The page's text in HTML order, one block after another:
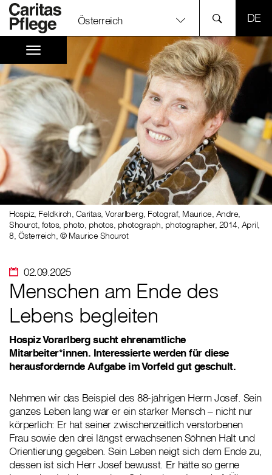
Österreich
02.09.2025
Hospiz, Feldkirch, Caritas, Vorarlberg, Fotograf, Maurice, Andre,
Shourot, fotos, photo, photos, photograph, photographer, 2014, April,
8, Österreich, © Maurice Shourot
Menschen am Ende des
Lebens begleiten
Hospiz Vorarlberg sucht ehrenamtliche
Mitarbeiter*innen. Interessierte werden für diese
herausfordernde Aufgabe im Vorfeld gut geschult.
Nehmen wir das Beispiel des 88-jährigen Herrn Josef. Sein
ganzes Leben lang war er ein starker Mensch – nicht nur
körperlich: Er hat seiner zwischenzeitlich verstorbenen
Frau sowie den drei längst erwachsenen Söhnen Halt und
Orientierung gegeben. Sein Leben neigt sich dem Ende zu,
dessen ist sich Herr Josef bewusst. Er hätte so gerne